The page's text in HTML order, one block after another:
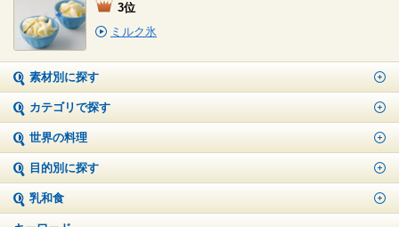
3位
ミルク氷
素材別に探す
カテゴリで探す
世界の料理
目的別に探す
乳和食